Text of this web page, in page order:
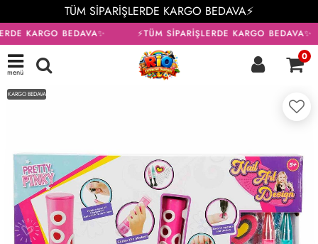
TÜM SİPARİŞLERDE KARGO BEDAVA⚡
KARGO BEDAVA✨ ⚡TÜM SİPARİŞLERDE KARGO BEDAVA✨
menü
0
KARGO BEDAVA